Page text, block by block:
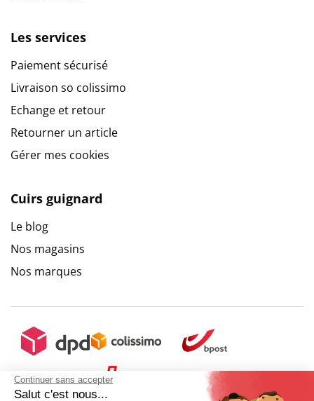
Continuer sans accepter
Salut c'est nous...
Les services
Paiement sécurisé
Livraison so colissimo
Echange et retour
Retourner un article
Gérer mes cookies
Cuirs guignard
Le blog
Nos magasins
Nos marques